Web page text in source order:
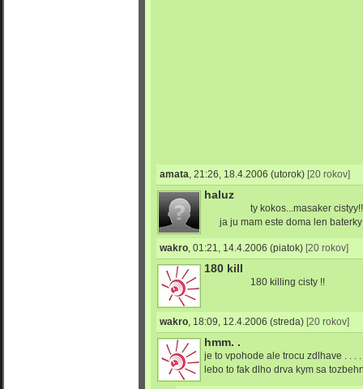
amata, 21:26, 18.4.2006 (utorok) [20 rokov]
haluz
ty kokos...masaker
ja ju mam este doma len
wakro, 01:21, 14.4.2006 (piatok) [20 rokov]
180 kill
180 killing cisty !!
wakro, 18:09, 12.4.2006 (streda) [20 rokov]
hmm. .
je to vpohode ale trocu zdlhave . . .
lebo to fak dlho drva kym sa